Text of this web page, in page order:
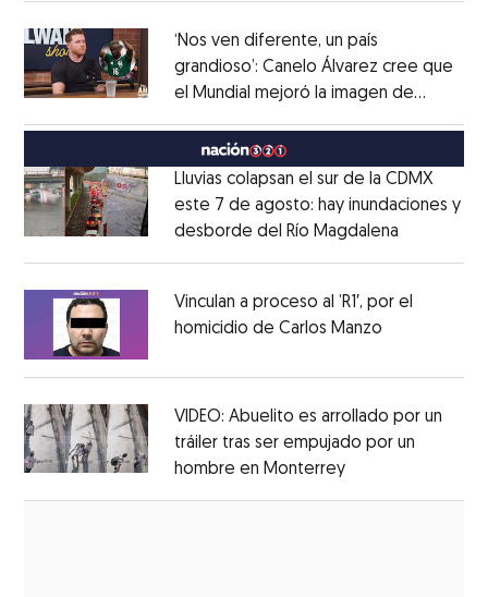
‘Nos ven diferente, un país
grandioso’: Canelo Álvarez cree que
el Mundial mejoró la imagen de
MéxicoOpens in new window
Lluvias colapsan el sur de la CDMX
este 7 de agosto: hay inundaciones y
desborde del Río Magdalena
Vinculan a proceso al ’R1′, por el
homicidio de Carlos Manzo
VIDEO: Abuelito es arrollado por un
tráiler tras ser empujado por un
hombre en MonterreyOpens in new